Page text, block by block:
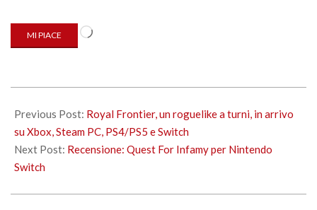
MI PIACE
Caricamento
03-
15
Previous Post: Royal Frontier, un roguelike a turni, in arrivo
su Xbox, Steam PC, PS4/PS5 e Switch
Next Post: Recensione: Quest For Infamy per Nintendo
Switch